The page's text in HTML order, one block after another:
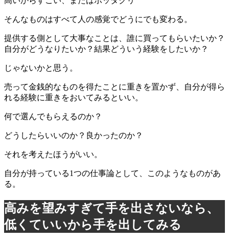
そんなものはすべて人の感覚でどうにでも変わる。
提供する側として大事なことは、誰に買ってもらいたいか？
自分がどうなりたいか？結果どういう経験をしたいか？
じゃないかと思う。
売って金銭的なものを得たことに重きを置かず、自分が得ら
れる経験に重きをおいてみるといい。
何で選んでもらえるのか？
どうしたらいいのか？良かったのか？
それを考えたほうがいい。
自分が持っている1つの仕事論として、このようなものがあ
る。
高みを望みすぎて手を出さないなら、
低くていいから手を出してみる